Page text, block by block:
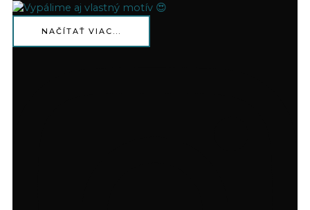
NAČÍTAŤ VIAC...